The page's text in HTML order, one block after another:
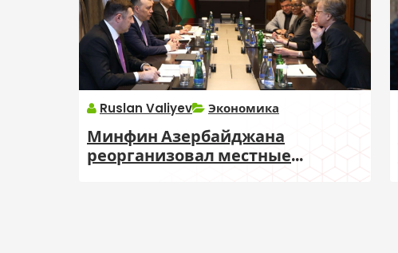
Ruslan Valiyev Экономика
Минфин Азербайджана
реорганизовал местные